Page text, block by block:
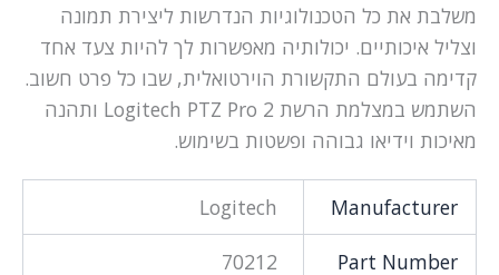
משלבת את כל הטכנולוגיות הנדרשות ליצירת תמונה
וצליל איכותיים. יכולותיה מאפשרות לך להיות צעד אחד
קדימה בעולם התקשורת הוירטואלית, שבו כל פרט חשוב.
השתמש במצלמת הרשת Logitech PTZ Pro 2 ותהנה
מאיכות וידיאו גבוהה ופשטות בשימוש.
Manufacturer
Logitech
Part Number
70212